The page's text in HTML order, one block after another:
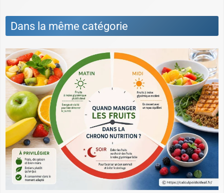
Dans la même catégorie